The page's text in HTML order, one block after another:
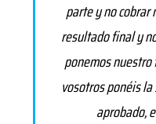
parte y no cobrar
resultado final y
ponemos
vosotros ponéis
aprobado,